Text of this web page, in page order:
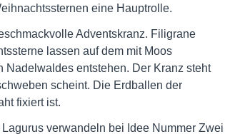
eine Hauptrolle.
Adventskranz. Filigrane
lassen auf dem mit Moos
entstehen. Der Kranz steht
scheint. Die Erdballen der
fixiert ist.
verwandeln bei Idee Nummer Zwei